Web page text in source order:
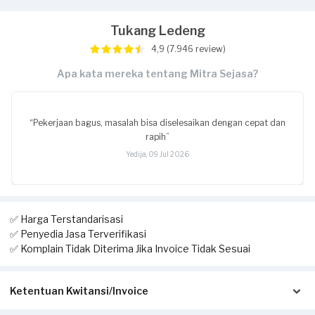
Tukang Ledeng
4,9 (7.946 review)
Apa kata mereka tentang Mitra Sejasa?
“Pekerjaan bagus, masalah bisa diselesaikan dengan cepat dan
rapih”
Yedija, 09 Jul 2026
✅ Harga Terstandarisasi
✅ Penyedia Jasa Terverifikasi
✅ Komplain Tidak Diterima Jika Invoice Tidak Sesuai
Ketentuan Kwitansi/Invoice